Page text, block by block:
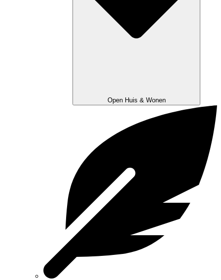
Open Huis & Wonen